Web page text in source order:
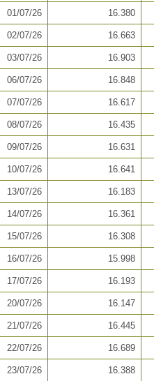
01/07/26 16.380
02/07/26 16.663
03/07/26 16.903
06/07/26 16.848
07/07/26 16.617
08/07/26 16.435
09/07/26 16.631
10/07/26 16.641
13/07/26 16.183
14/07/26 16.361
15/07/26 16.308
16/07/26 15.998
17/07/26 16.193
20/07/26 16.147
21/07/26 16.445
22/07/26 16.689
23/07/26 16.388